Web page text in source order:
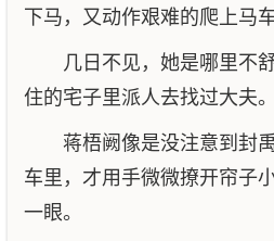
下马，又动作艰难的爬上马
几日不见，她是哪里不
住的宅子里派人去找过大夫。
蒋梧阙像是没注意到封
车里，才用手微微撩开帘子
一眼。